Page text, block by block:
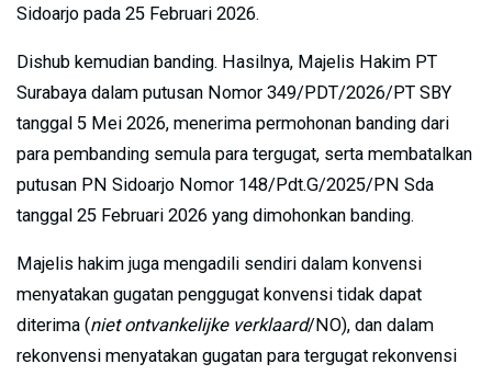
Sidoarjo pada 25 Februari 2026.
Dishub kemudian banding. Hasilnya, Majelis Hakim PT
Surabaya dalam putusan Nomor 349/PDT/2026/PT SBY
tanggal 5 Mei 2026, menerima permohonan banding dari
para pembanding semula para tergugat, serta membatalkan
putusan PN Sidoarjo Nomor 148/Pdt.G/2025/PN Sda
tanggal 25 Februari 2026 yang dimohonkan banding.
Majelis hakim juga mengadili sendiri dalam konvensi
menyatakan gugatan penggugat konvensi tidak dapat
diterima (niet ontvankelijke verklaard/NO), dan dalam
rekonvensi menyatakan gugatan para tergugat rekonvensi